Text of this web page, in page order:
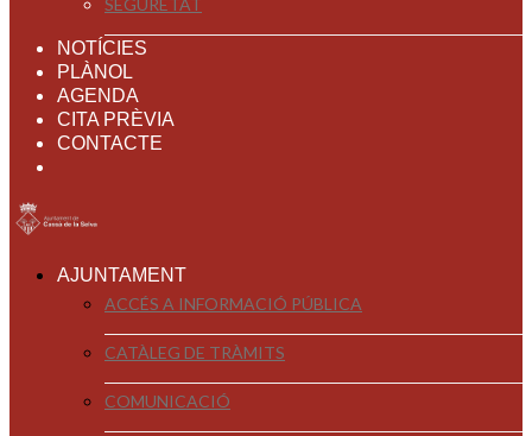
SEGURETAT
NOTÍCIES
PLÀNOL
AGENDA
CITA PRÈVIA
CONTACTE
AJUNTAMENT
ACCÉS A INFORMACIÓ PÚBLICA
CATÀLEG DE TRÀMITS
COMUNICACIÓ